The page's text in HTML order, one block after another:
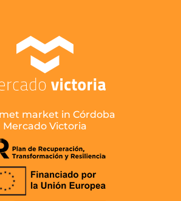
market in Córdoba
Mercado Victoria